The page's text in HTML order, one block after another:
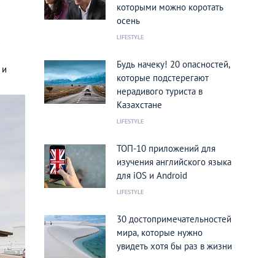
которыми можно коротать
осень
LIFESTYLE
Будь начеку! 20 опасностей,
которые подстерегают
нерадивого туриста в
Казахстане
LIFESTYLE
ТОП-10 приложений для
изучения английского языка
для iOS и Android
LIFESTYLE
30 достопримечательностей
мира, которые нужно
увидеть хотя бы раз в жизни